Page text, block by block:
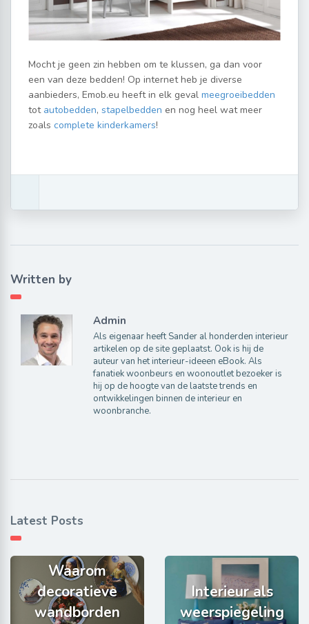
Mocht je geen zin hebben om te klussen, ga dan voor
een van deze bedden! Op internet heb je diverse
aanbieders, Emob.eu heeft in elk geval meegroeibedden
tot autobedden, stapelbedden en nog heel wat meer
zoals complete kinderkamers!
Written by
Admin
Als eigenaar heeft Sander al honderden interieur
artikelen op de site geplaatst. Ook is hij de
auteur van het interieur-ideeen eBook. Als
fanatiek woonbeurs en woonoutlet bezoeker is
hij op de hoogte van de laatste trends en
ontwikkelingen binnen de interieur en
woonbranche.
Latest Posts
Waarom
decoratieve
wandborden
Interieur als
weerspiegeling